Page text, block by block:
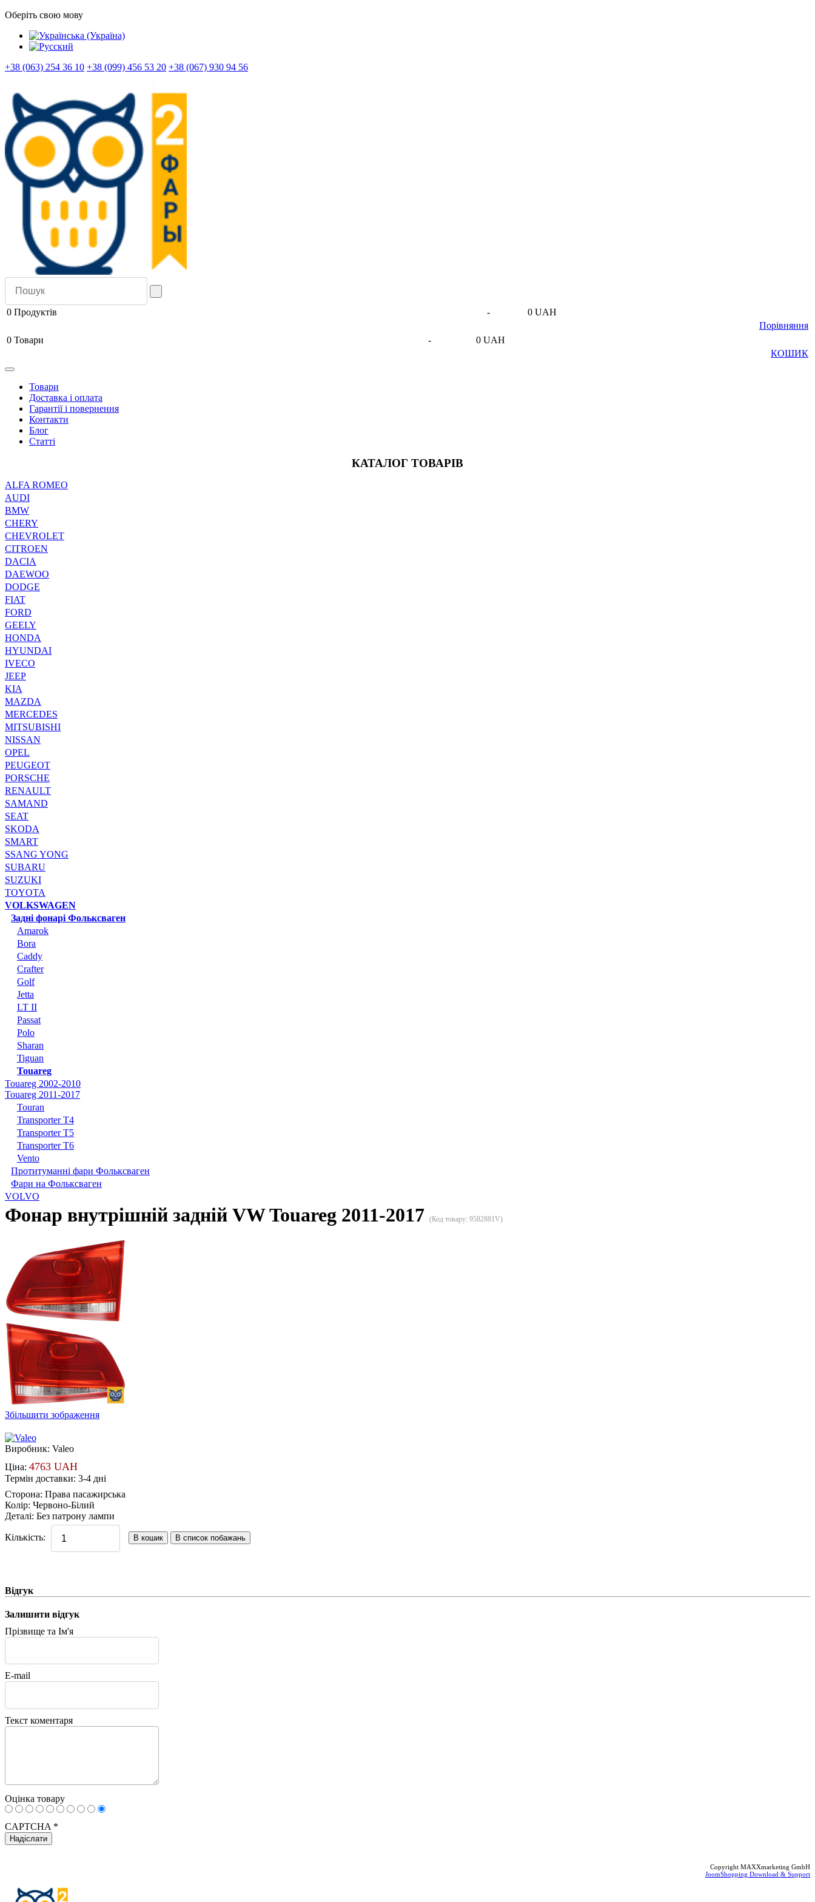
Оберіть свою мову
+38 (063) 254 36 10 +38 (099) 456 53 20 +38 (067) 930 94 56
0 Продуктів -
0 UAH
Порівняння
0 Товари -
0 UAH
КОШИК
Товари
Доставка і оплата
Гарантії і повернення
Контакти
Блог
Статті
КАТАЛОГ ТОВАРІВ
ALFA ROMEO
AUDI
BMW
CHERY
CHEVROLET
CITROEN
DACIA
DAEWOO
DODGE
FIAT
FORD
GEELY
HONDA
HYUNDAI
IVECO
JEEP
KIA
MAZDA
MERCEDES
MITSUBISHI
NISSAN
OPEL
PEUGEOT
PORSCHE
RENAULT
SAMAND
SEAT
SKODA
SMART
SSANG YONG
SUBARU
SUZUKI
TOYOTA
VOLKSWAGEN
Задні фонарі Фольксваген
Amarok
Bora
Caddy
Crafter
Golf
Jetta
LT II
Passat
Polo
Sharan
Tiguan
Touareg
Touareg 2002-2010
Touareg 2011-2017
Touran
Transporter T4
Transporter T5
Transporter T6
Vento
Протитуманні фари Фольксваген
Фари на Фольксваген
VOLVO
Фонар внутрішній задній VW Touareg 2011-2017 (Код товару: 9582881V)
Збільшити зображення
Виробник: Valeo
Ціна: 4763 UAH
Термін доставки: 3-4 дні
Сторона: Права пасажирська
Колір: Червоно-Білий
Деталі: Без патрону лампи
Кількість:
Відгук
Залишити відгук
Прізвище та Ім'я
E-mail
Текст коментаря
Оцінка товару
CAPTCHA *
Copyright MAXXmarketing GmbH
JoomShopping Download & Support